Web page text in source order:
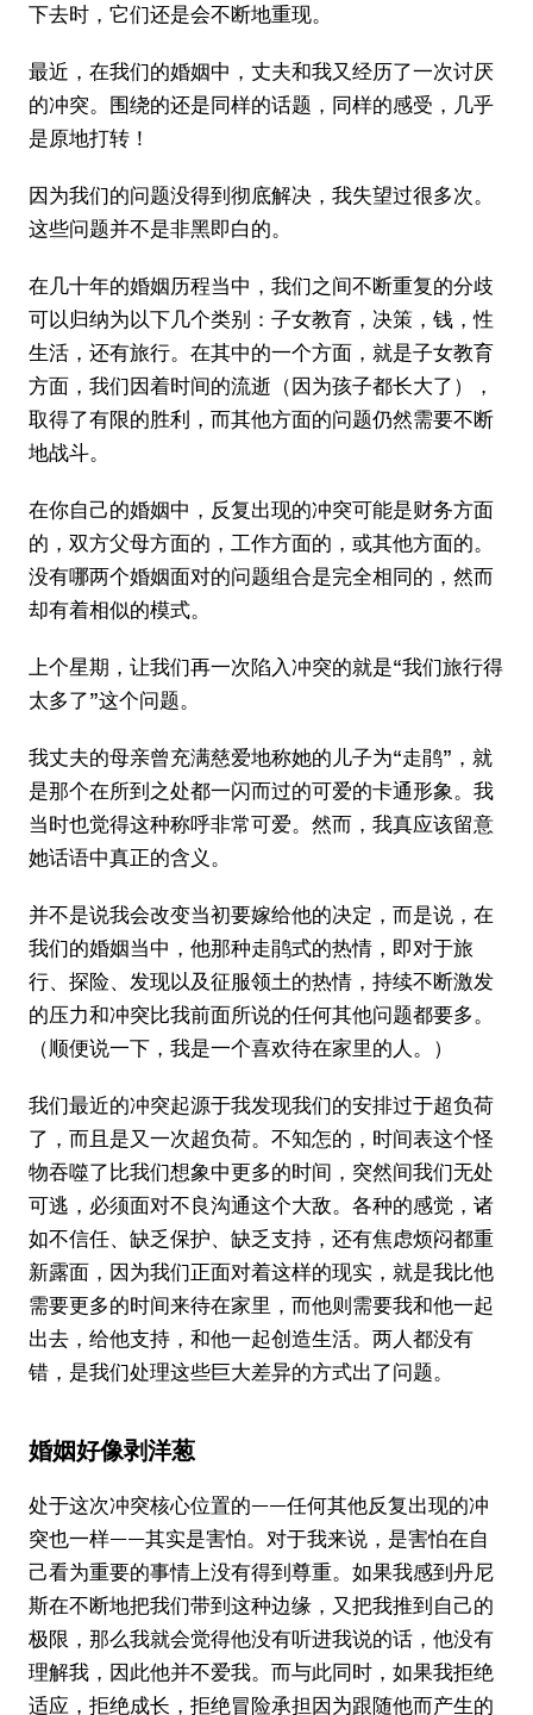
下去时，它们还是会不断地重现。
最近，在我们的婚姻中，丈夫和我又经历了一次讨厌
的冲突。围绕的还是同样的话题，同样的感受，几乎
是原地打转！
因为我们的问题没得到彻底解决，我失望过很多次。
这些问题并不是非黑即白的。
在几十年的婚姻历程当中，我们之间不断重复的分歧
可以归纳为以下几个类别：子女教育，决策，钱，性
生活，还有旅行。在其中的一个方面，就是子女教育
方面，我们因着时间的流逝（因为孩子都长大了），
取得了有限的胜利，而其他方面的问题仍然需要不断
地战斗。
在你自己的婚姻中，反复出现的冲突可能是财务方面
的，双方父母方面的，工作方面的，或其他方面的。
没有哪两个婚姻面对的问题组合是完全相同的，然而
却有着相似的模式。
上个星期，让我们再一次陷入冲突的就是“我们旅行得
太多了”这个问题。
我丈夫的母亲曾充满慈爱地称她的儿子为“走鹃”，就
是那个在所到之处都一闪而过的可爱的卡通形象。我
当时也觉得这种称呼非常可爱。然而，我真应该留意
她话语中真正的含义。
并不是说我会改变当初要嫁给他的决定，而是说，在
我们的婚姻当中，他那种走鹃式的热情，即对于旅
行、探险、发现以及征服领土的热情，持续不断激发
的压力和冲突比我前面所说的任何其他问题都要多。
（顺便说一下，我是一个喜欢待在家里的人。）
我们最近的冲突起源于我发现我们的安排过于超负荷
了，而且是又一次超负荷。不知怎的，时间表这个怪
物吞噬了比我们想象中更多的时间，突然间我们无处
可逃，必须面对不良沟通这个大敌。各种的感觉，诸
如不信任、缺乏保护、缺乏支持，还有焦虑烦闷都重
新露面，因为我们正面对着这样的现实，就是我比他
需要更多的时间来待在家里，而他则需要我和他一起
出去，给他支持，和他一起创造生活。两人都没有
错，是我们处理这些巨大差异的方式出了问题。
婚姻好像剥洋葱
处于这次冲突核心位置的——任何其他反复出现的冲
突也一样——其实是害怕。对于我来说，是害怕在自
己看为重要的事情上没有得到尊重。如果我感到丹尼
斯在不断地把我们带到这种边缘，又把我推到自己的
极限，那么我就会觉得他没有听进我说的话，他没有
理解我，因此他并不爱我。而与此同时，如果我拒绝
适应，拒绝成长，拒绝冒险承担因为跟随他而产生的